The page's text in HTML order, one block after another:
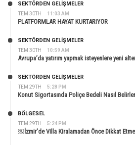
TEM 30TH 11:03 AM
SEKTÖRDEN GELIŞMELER
PLATFORMLAR HAYAT KURTARIYOR
TEM 30TH 10:59 AM
SEKTÖRDEN GELIŞMELER
Avrupa’da yatırım yapmak isteyenlere yeni
TEM 29TH 5:28 PM
SEKTÖRDEN GELIŞMELER
Konut Sigortasında Poliçe Bedeli Nasıl
TEM 29TH 5:24 PM
BÖLGESEL
￼İzmir’de Villa Kiralamadan Önce Dikkat